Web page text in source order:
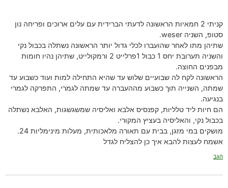
קניתי 2 חמאיות הראשונה לדעתי הברידית עם עלים ארוכים ופריחה נון
סטופ, השניה weser.
שתיהן מתו לאחר שהועברו לכלי גדול יותר הראשונה נשתלה בכבול נקי
והשניה תערובת יחס 1 כבול 1פרלייט 2 ורמקולייט, שתיהן נהיו חומות
מבפנים החוצה.
הראשונה לקח לה שבועיים שלוש עד שהיא התחילה למות ועוד כשבוע עד
שמתה, השנייה תוך כשבוע מההעברה עד שמתה לגמרי, התפרקה לגמרי
בנגיעה.
הם חיות ליד טלליות, קפנסיס אלבא ואליסיה שמשגשגות, האלבא נשתלה
בכבול נקי, והאליסיה בעציץ המקורי.
מושקים במי מזגן, בבית עם תאורה מלאכותית, מעלות מינימליות 24.
אשמח לעצות להבא איך כן להצליח לגדל
הגב